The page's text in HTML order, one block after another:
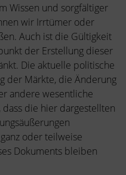
Wissen und sorgfältiger
wir Irrtümer oder
Auch ist die Gültigkeit
der Erstellung dieser
Die aktuelle politische
der Märkte, die Änderung
andere wesentliche
die hier dargestellten
oder teilweise
Dokuments bleiben